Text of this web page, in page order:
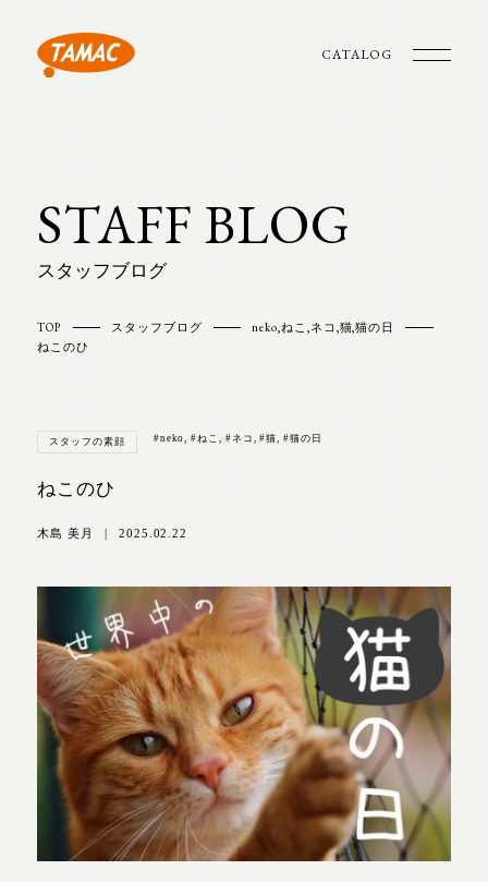
CATALOG
STAFF BLOG
スタッフブログ
TOP スタッフブログ neko,ねこ ,ネコ ,猫,猫の日
ねこのひ
スタッフの素顔 #neko,#ねこ , #ネコ ,#猫,#猫の日
ねこのひ
木島 美月 | 2025.02.22